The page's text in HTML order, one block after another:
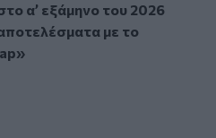
α’ εξάμηνο του 2026
με το